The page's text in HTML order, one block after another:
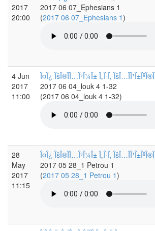
2017
20:00
2017 06 07_Ephesians 1
(2017 06 07_Ephesians 1)
4 Jun
2017
11:00
Î¤Î¿ ÎšÎ®ÏÏ…Î³Î¼Î± Ï„Î·Ï‚ ÎšÏ…ÏÎ¹Î±ÎºÎ®Ï‚
2017 06 04_louk 4 1-32
(2017 06 04_louk 4 1-32)
28
May
2017
11:15
Î¤Î¿ ÎšÎ®ÏÏ…Î³Î¼Î± Ï„Î·Ï‚ ÎšÏ…ÏÎ¹Î±ÎºÎ®Ï‚
2017 05 28_1 Petrou 1
(2017 05 28_1 Petrou 1)